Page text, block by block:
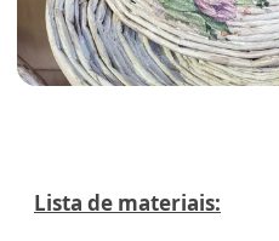
Lista de materiais: